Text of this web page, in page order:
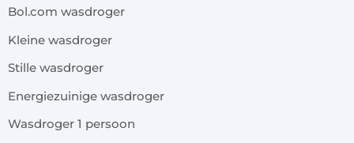
Bol.com wasdroger
Kleine wasdroger
Stille wasdroger
Energiezuinige wasdroger
Wasdroger 1 persoon